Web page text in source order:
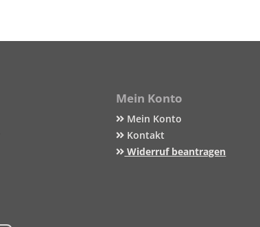
Mein Konto
Mein Konto
Kontakt
Widerruf beantragen